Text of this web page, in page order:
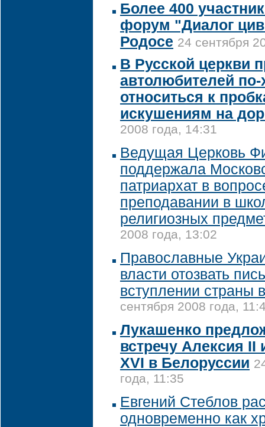
Более 400
форум "Диалог
Родосе 24 сентября
В Русской церкви
автолюбителей по-
относиться к
искушениям на
2008 года, 14:31
Ведущая Церковь
поддержала
патриархат в
преподавании в
религиозных
2008 года, 13:02
Православные
власти отозвать
вступлении страны
сентября 2008 года,
Лукашенко
встречу Алексия II
XVI в Белоруссии
года, 11:35
Евгений Стеблов
одновременно как